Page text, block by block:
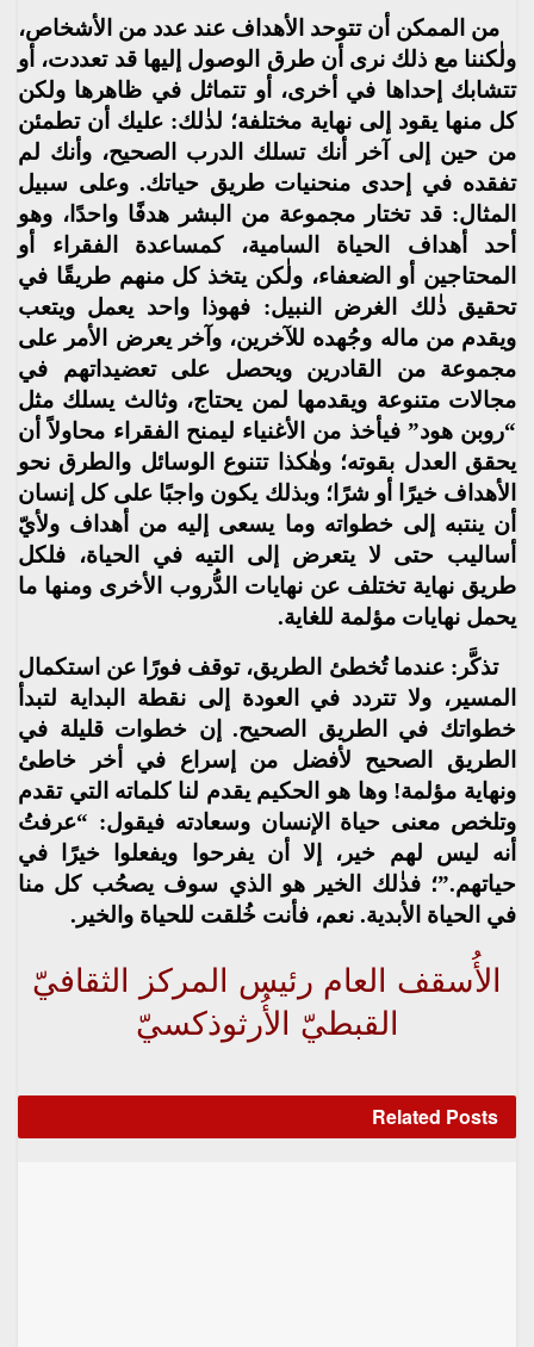
من الممكن أن تتوحد الأهداف عند عدد من الأشخاص،
ولٰكننا مع ذلك نرى أن طرق الوصول إليها قد تعددت، أو
تتشابك إحداها في أخرى، أو تتماثل في ظاهرها ولكن
كل منها يقود إلى نهاية مختلفة؛ لذٰلك: عليك أن تطمئن
من حين إلى آخر أنك تسلك الدرب الصحيح، وأنك لم
تفقده في إحدى منحنيات طريق حياتك. وعلى سبيل
المثال: قد تختار مجموعة من البشر هدفًا واحدًا، وهو
أحد أهداف الحياة السامية، كمساعدة الفقراء أو
المحتاجين أو الضعفاء، ولٰكن يتخذ كل منهم طريقًا في
تحقيق ذٰلك الغرض النبيل: فهوذا واحد يعمل ويتعب
ويقدم من ماله وجُهده للآخرين، وآخر يعرض الأمر على
مجموعة من القادرين ويحصل على تعضيداتهم في
مجالات متنوعة ويقدمها لمن يحتاج، وثالث يسلك مثل
“روبن هود” فيأخذ من الأغنياء ليمنح الفقراء محاولاً أن
يحقق العدل بقوته؛ وهٰكذا تتنوع الوسائل والطرق نحو
الأهداف خيرًا أو شرًا؛ وبذلك يكون واجبًا على كل إنسان
أن ينتبه إلى خطواته وما يسعى إليه من أهداف ولأيّ
أساليب حتى لا يتعرض إلى التيه في الحياة، فلكل
طريق نهاية تختلف عن نهايات الدُّروب الأخرى ومنها ما
يحمل نهايات مؤلمة للغاية.
تذكَّر: عندما تُخطئ الطريق، توقف فورًا عن استكمال
المسير، ولا تتردد في العودة إلى نقطة البداية لتبدأ
خطواتك في الطريق الصحيح. إن خطوات قليلة في
الطريق الصحيح لأفضل من إسراع في أخر خاطئ
ونهاية مؤلمة! وها هو الحكيم يقدم لنا كلماته التي تقدم
وتلخص معنى حياة الإنسان وسعادته فيقول: “عرفتُ
أنه ليس لهم خير، إلا أن يفرحوا ويفعلوا خيرًا في
حياتهم.”؛ فذٰلك الخير هو الذي سوف يصحُب كل منا
في الحياة الأبدية. نعم، فأنت خُلقت للحياة والخير.
الأُسقف العام رئيس المركز الثقافيّ
القبطيّ الأُرثوذكسيّ
Related Posts